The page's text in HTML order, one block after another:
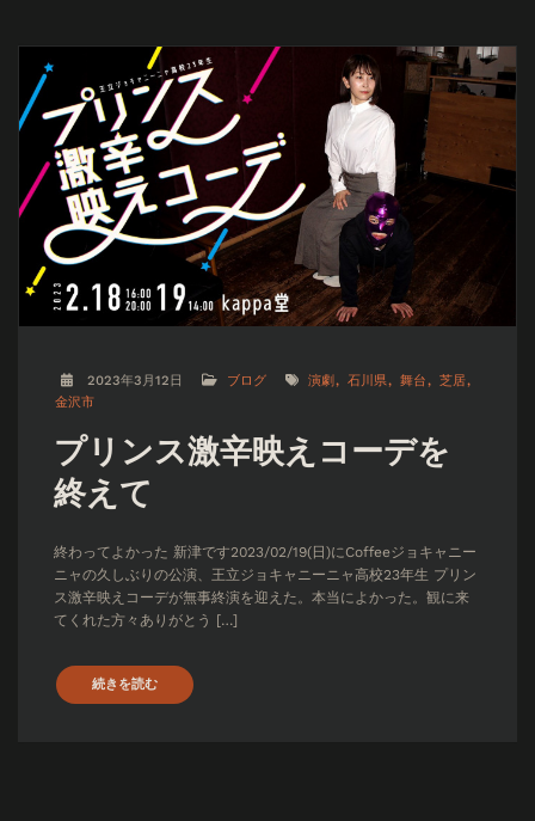
2023年3月12日 ブログ 演劇 石川県 舞台
芝居
金沢市
プリンス激辛映えコーデを
終えて
終わってよかった 新津です2023/02/19(日)にCoffeeジョキャニー
ニャの久しぶりの公演、王立ジョキャニーニャ高校23年生 プリン
ス激辛映えコーデが無事終演を迎えた。本当によかった。観に来
てくれた方々ありがとう […]
続きを読む